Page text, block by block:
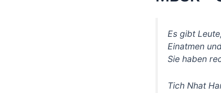
Es gibt
Einatmen
Sie haben
Tich Nhat